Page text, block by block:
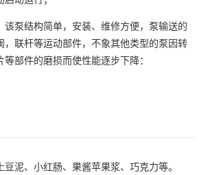
该泵结构简单，安装、维修方便，泵输送的
，联杆等运动部件，不象其他类型的泵因转
部件的磨损而使性能逐步下降：
泥、小红肠、果酱苹果浆、巧克力等。